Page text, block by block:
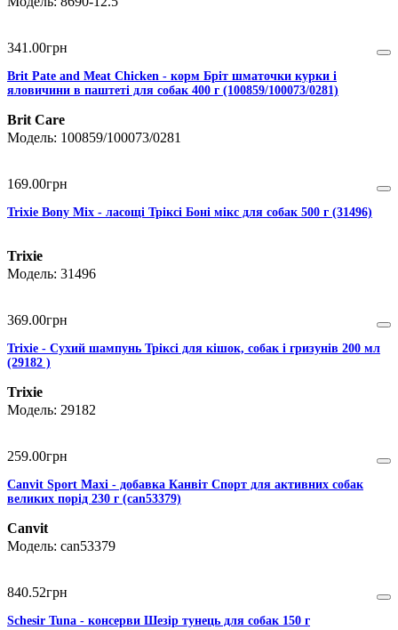
341 .00грн
Brit Pate and Meat Chicken - корм Бріт шматочки курки і
яловичини в паштеті для собак 400 г (100859/100073/0281)
Brit Care
100859/100073/0281
169.00грн
Trixie Bony Mix - ласощі Тріксі Боні мікс для собак 500 г (31496)
Trixie
31496
369.00грн
Trixie - Сухий шампунь Тріксі для кішок, собак і гризунів 200 мл
(29182 )
Trixie
29182
259.00грн
Canvit Sport Maxi - добавка Канвіт Спорт для активних собак
великих порід 230 г (can53379)
Canvit
can53379
840.52грн
Schesir Tuna - консерви Шезір тунець для собак 150 г